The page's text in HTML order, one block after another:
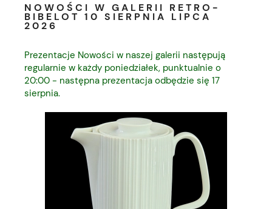
NOWOŚCI W GALERII RETRO-
BIBELOT 10 SIERPNIA LIPCA
2026
Prezentacje Nowości w naszej galerii następują
regularnie w każdy poniedziałek, punktualnie o
20:00 - następna prezentacja odbędzie się 17
sierpnia.